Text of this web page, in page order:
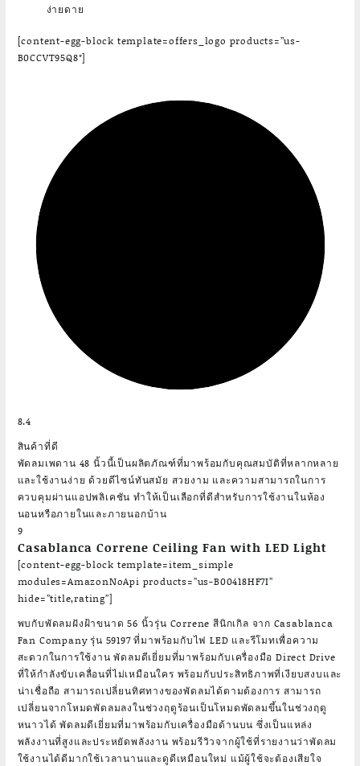
ง่ายดาย
[content-egg-block template=offers_logo products=”us-
B0CCVT95Q8″]
8.4
สินค้าที่ดี
พัดลมเพดาน 48 นิ้วนี้เป็นผลิตภัณฑ์ที่มาพร้อมกับคุณสมบัติที่หลากหลาย
และใช้งานง่าย ด้วยดีไซน์ทันสมัย สวยงาม และความสามารถในการ
ควบคุมผ่านแอปพลิเคชัน ทำให้เป็นเลือกที่ดีสำหรับการใช้งานในห้อง
นอนหรือภายในและภายนอกบ้าน
9
Casablanca Correne Ceiling Fan with LED Light
[content-egg-block template=item_simple
modules=AmazonNoApi products=”us-B00418HF7I”
hide=”title,rating”]
พบกับพัดลมฝังฝ้าขนาด 56 นิ้วรุ่น Correne สีนิกเกิล จาก Casablanca
Fan Company รุ่น 59197 ที่มาพร้อมกับไฟ LED และรีโมทเพื่อความ
สะดวกในการใช้งาน พัดลมดีเยี่ยมที่มาพร้อมกับเครื่องมือ Direct Drive
ที่ให้กำลังขับเคลื่อนที่ไม่เหมือนใคร พร้อมกับประสิทธิภาพที่เงียบสงบและ
น่าเชื่อถือ สามารถเปลี่ยนทิศทางของพัดลมได้ตามต้องการ สามารถ
เปลี่ยนจากโหมดพัดลมลงในช่วงฤดูร้อนเป็นโหมดพัดลมขึ้นในช่วงฤดู
หนาวได้ พัดลมดีเยี่ยมที่มาพร้อมกับเครื่องมือด้านบน ซึ่งเป็นแหล่ง
พลังงานที่สูงและประหยัดพลังงาน พร้อมรีวิวจากผู้ใช้ที่รายงานว่าพัดลม
ใช้งานได้ดีมากใช้เวลานานและดูดีเหมือนใหม่ แม้ผู้ใช้จะต้องเสียใจ